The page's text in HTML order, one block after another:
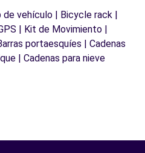
de vehículo | Bicycle rack |
| Kit de Movimiento |
portaesquíes | Cadenas
| Cadenas para nieve